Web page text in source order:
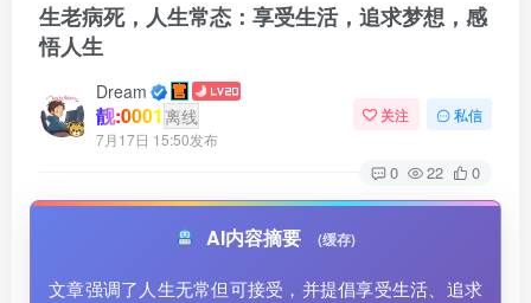
生老病死，人生常态：享受生活，追求梦想，感
悟人生
Dream
靓:0001 离线
7月17日 15:50发布
关注 私信
0 22 0
AI内容摘要 (缓存)
文章强调了人生无常但可接受，并提倡享受生活、追求